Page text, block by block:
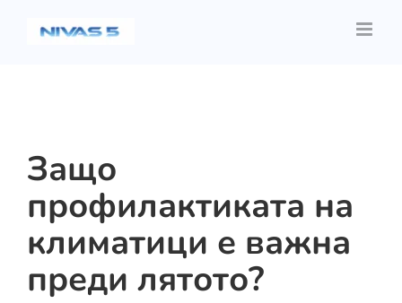
Защо
профилактиката на
климатици е важна
преди лятото?